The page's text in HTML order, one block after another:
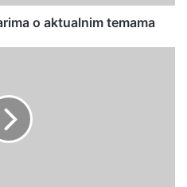
o aktualnim temama